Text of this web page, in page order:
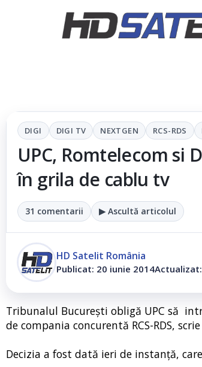
DIGI DIGI TV NEXTGEN RCS-RDS
UPC, Romtelecom si
în grila de cablu tv
31 comentarii ▶ Ascultă articolul
HD Satelit România
Publicat: 20 iunie 2014
Tribunalul București obligă UPC să
de compania concurentă RCS-RDS, scrie
Decizia a fost dată ieri de instanță,